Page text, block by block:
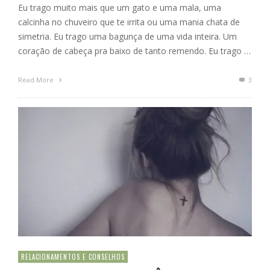
Eu trago muito mais que um gato e uma mala, uma
calcinha no chuveiro que te irrita ou uma mania chata de
simetria. Eu trago uma bagunça de uma vida inteira. Um
coração de cabeça pra baixo de tanto remendo. Eu trago …
Read More 3
RELACIONAMENTOS E CONSELHOS